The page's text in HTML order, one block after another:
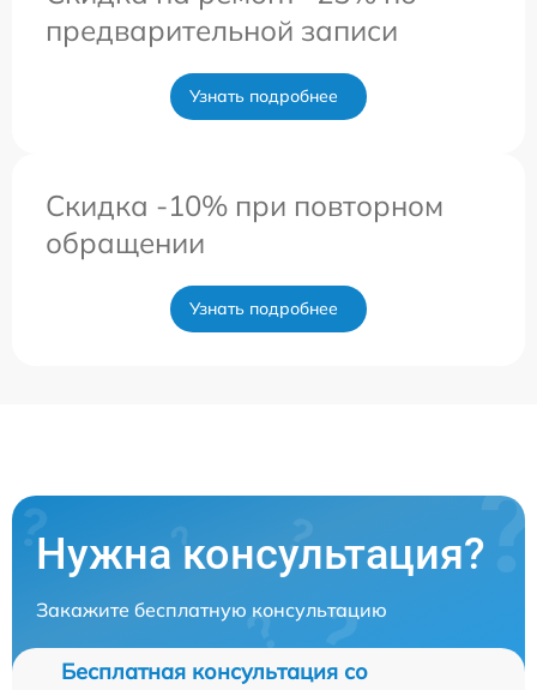
предварительной записи
Узнать подробнее
Скидка -10% при повторном
обращении
Узнать подробнее
Нужна консультация?
Закажите бесплатную консультацию
Бесплатная консультация со